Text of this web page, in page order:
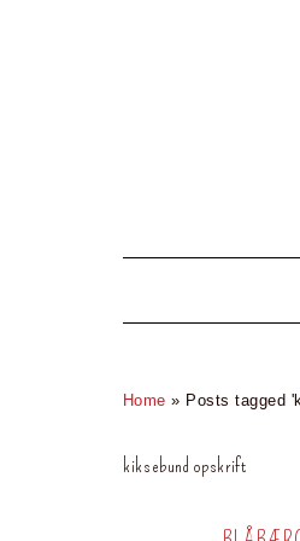
Home » Posts tagged
kiksebund opskrift